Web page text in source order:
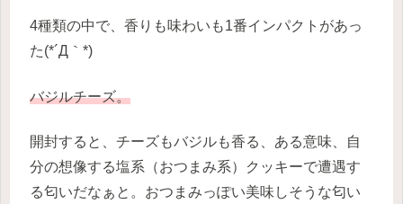
4種類の中で、香りも味わいも1番インパクトがあっ
た(*´Д｀*)
バジルチーズ。
開封すると、チーズもバジルも香る、ある意味、自
分の想像する塩系（おつまみ系）クッキーで遭遇す
る匂いだなぁと。おつまみっぽい美味しそうな匂い